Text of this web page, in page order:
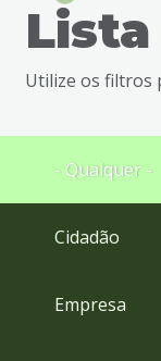
busca
Ir
rodapé
Utilize os filtros
- Qualquer -
Cidadão
Empresa